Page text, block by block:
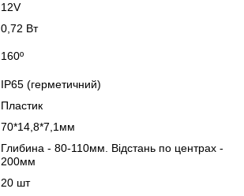
12V
0,72 Вт
160º
IP65 (герметичний)
Пластик
70*14,8*7,1мм
Глибина - 80-110мм. Відстань по центрах -
200мм
20 шт